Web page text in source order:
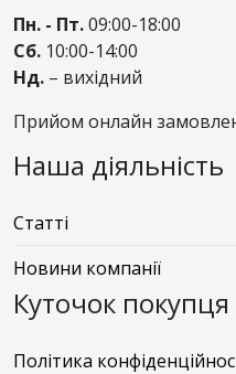
Пн. - Пт.09:00-18:00
Сб. 10:00-14:00
Нд. – вихідний
Прийом онлайн
Наша діяльність
Статті
Новини компанії
Куточок покупця
Політика